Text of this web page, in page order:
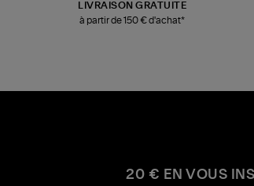
LIVRAISON GRATUITE
à partir de 150 € d'achat*
20 € EN VOUS